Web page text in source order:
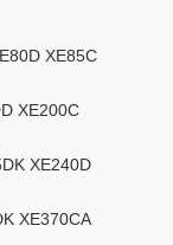
XE85C
XE200C
XE240D
XE370CA